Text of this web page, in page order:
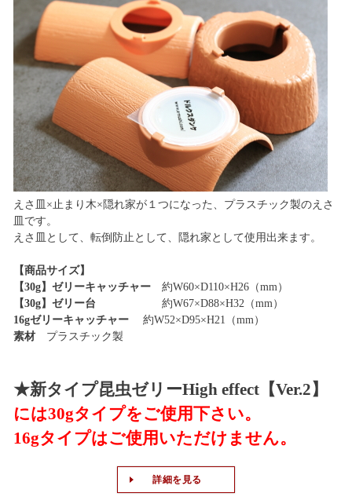
えさ皿×止まり木×隠れ家が１つになった、プラスチック製のえさ
皿です。
えさ皿として、転倒防止として、隠れ家として使用出来ます。
【商品サイズ】
【30g】ゼリーキャッチャー約W60×D110×H26（mm）
【30g】ゼリー台 約W67×D88×H32（mm）
16gゼリーキャッチャー約W52×D95×H21（mm）
素材プラスチック製
★新タイプ昆虫ゼリーHigh effect【Ver.2】
には30gタイプをご使用下さい。
16gタイプはご使用いただけません。
詳細を見る